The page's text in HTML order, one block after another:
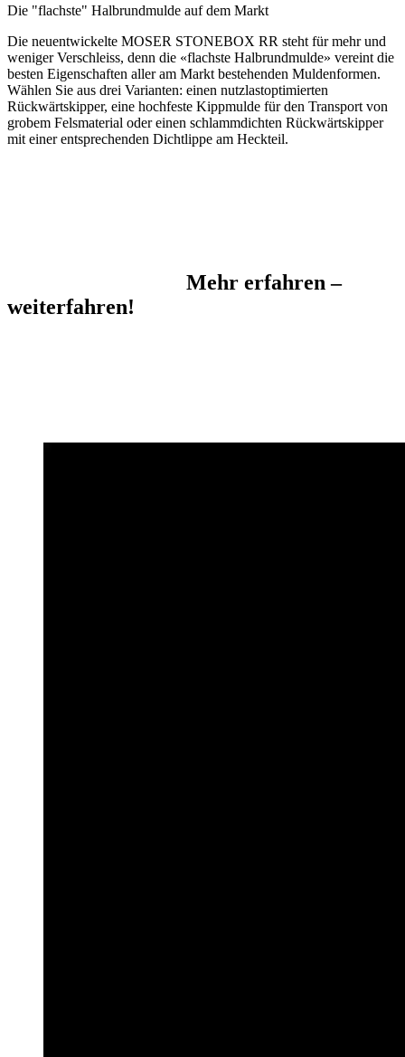
Die "flachste" Halbrundmulde auf dem Markt
Die neuentwickelte MOSER STONEBOX RR steht für mehr und
weniger Verschleiss, denn die «flachste Halbrundmulde» vereint die
besten Eigenschaften aller am Markt bestehenden Muldenformen.
Wählen Sie aus drei Varianten: einen nutzlastoptimierten
Rückwärtskipper, eine hochfeste Kippmulde für den Transport von
grobem Felsmaterial oder einen schlammdichten Rückwärtskipper
mit einer entsprechenden Dichtlippe am Heckteil.
Mehr erfahren –
weiterfahren!